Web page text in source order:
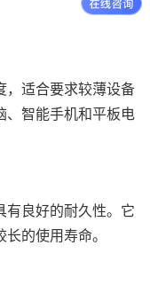
，适合要求较薄设备
、智能手机和平板电
有良好的耐久性。它
的使用寿命。